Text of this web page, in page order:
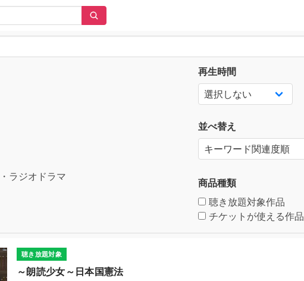
ラジオドラマ
再生時間
並べ替え
商品種類
聴き放題対象作品
チケットが使える作品
聴き放題対象
～朗読少女～日本国憲法